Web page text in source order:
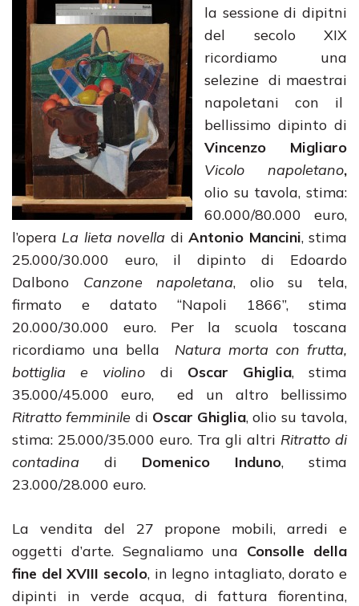
la sessione di dipitni
del secolo XIX
ricordiamo una
selezine di maestrai
napoletani con il
bellissimo dipinto di
Vincenzo Migliaro
Vicolo napoletano,
olio su tavola, stima:
60.000/80.000 euro,
l’opera La lieta novella diAntonio Mancini, stima
25.000/30.000 euro, il dipinto di Edoardo
Dalbono Canzone napoletana, olio su tela,
firmato e datato “Napoli 1866”, stima
20.000/30.000 euro. Per la scuola toscana
ricordiamo una bella Natura morta con frutta,
bottiglia e violino di Oscar Ghiglia, stima
35.000/45.000 euro, ed un altro bellissimo
Ritratto femminile di Oscar Ghiglia, olio su tavola,
stima: 25.000/35.000 euro. Tra gli altri Ritratto di
contadina di Domenico Induno, stima
23.000/28.000 euro.
La vendita del 27 propone mobili, arredi e
oggetti d’arte. Segnaliamo una Consolle della
fine del XVIII secolo, in legno intagliato, dorato e
dipinti in verde acqua, di fattura fiorentina,